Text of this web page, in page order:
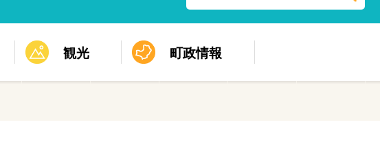
観光 町政情報